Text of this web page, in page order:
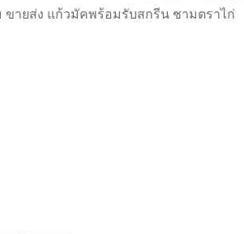
ขายส่ง แก้วมัคพร้อมรับสกรีน ชามตราไก่